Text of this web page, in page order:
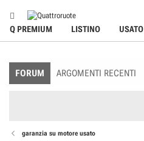
Q PREMIUM LISTINO USATO
FORUM ARGOMENTI RECENTI
garanzia su motore usato